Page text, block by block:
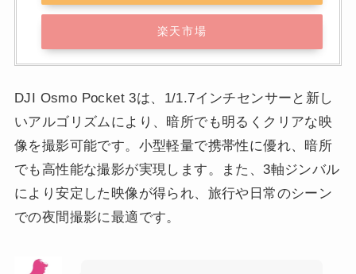
楽天市場
DJI Osmo Pocket 3は、1/1.7インチセンサーと新し
いアルゴリズムにより、暗所でも明るくクリアな映
像を撮影可能です。小型軽量で携帯性に優れ、暗所
でも高性能な撮影が実現します。また、3軸ジンバル
により安定した映像が得られ、旅行や日常のシーン
での夜間撮影に最適です。